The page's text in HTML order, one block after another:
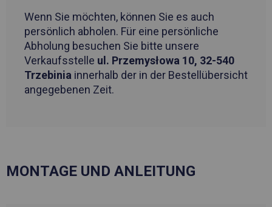
Wenn Sie möchten, können Sie es auch
persönlich abholen. Für eine persönliche
Abholung besuchen Sie bitte unsere
Verkaufsstelle ul. Przemysłowa 10, 32-540
Trzebinia innerhalb der in der Bestellübersicht
angegebenen Zeit.
MONTAGE UND ANLEITUNG